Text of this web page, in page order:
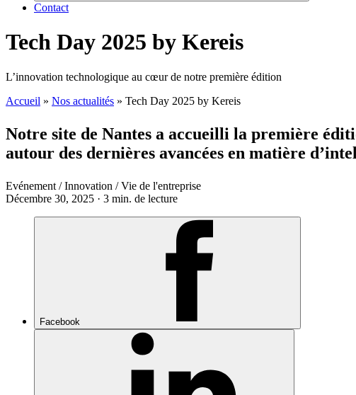
Contact
Tech Day 2025 by Kereis
L’innovation technologique au cœur de notre première édition
Accueil » Nos actualités » Tech Day 2025 by Kereis
Notre site de Nantes a accueilli la première
autour des dernières avancées en matière
Evénement / Innovation / Vie de l'entreprise
Décembre 30, 2025 · 3 min. de lecture
Facebook